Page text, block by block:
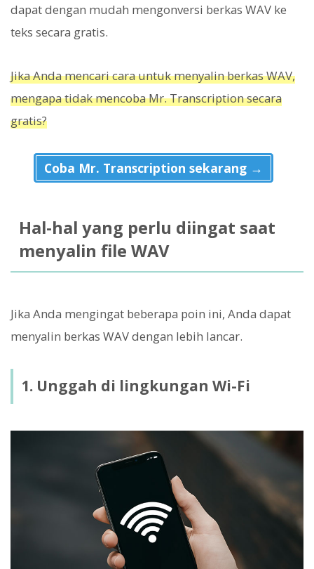
dapat dengan mudah mengonversi berkas WAV ke
teks secara gratis.
Jika Anda mencari cara untuk menyalin berkas WAV,
mengapa tidak mencoba Mr. Transcription secara
gratis?
Coba Mr. Transcription sekarang →
Hal-hal yang perlu diingat saat
menyalin file WAV
Jika Anda mengingat beberapa poin ini, Anda dapat
menyalin berkas WAV dengan lebih lancar.
1. Unggah di lingkungan Wi-Fi